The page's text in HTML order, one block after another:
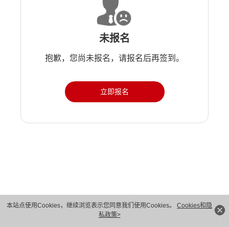
本站点使用Cookies，继续浏览表示您同意我们使用Cookies。 Cookies和隐
私政策>
未报名
抱歉，您尚未报名，请报名后再签到。
立即报名
版权所有 © 华为技术有限公司 1998-2026。 保留一切权利。粤A2-20044005号
隐私保护
法律声明